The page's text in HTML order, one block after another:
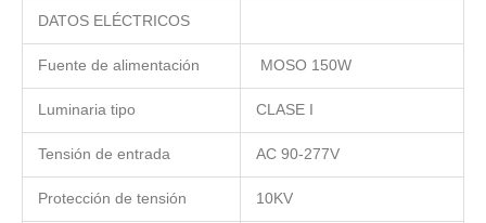
DATOS ELÉCTRICOS
Fuente de alimentación MOSO 150W
Luminaria tipo CLASE I
Tensión de entrada AC 90-277V
Protección de tensión 10KV